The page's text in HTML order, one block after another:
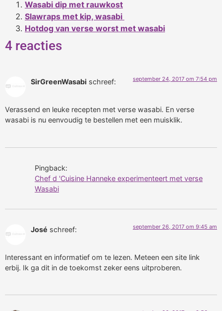
Wasabi dip met rauwkost
Slawraps met kip, wasabi
Hotdog van verse worst met wasabi
4 reacties
SirGreenWasabi schreef: september 24, 2017 om 7:54 pm
Verassend en leuke recepten met verse wasabi. En verse
wasabi is nu eenvoudig te bestellen met een muisklik.
Pingback:
Chef d 'Cuisine Hanneke experimenteert met verse
Wasabi
José schreef: september 26, 2017 om 9:45 am
Interessant en informatief om te lezen. Meteen een site link
erbij. Ik ga dit in de toekomst zeker eens uitproberen.